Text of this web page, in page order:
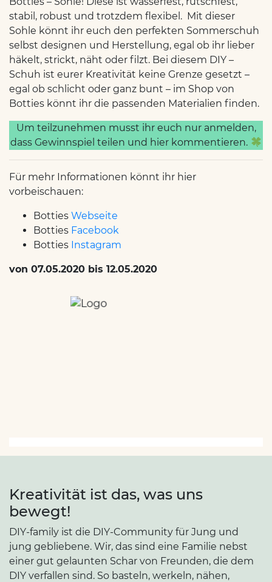
stabil, robust und trotzdem flexibel. Mit dieser
Sohle könnt ihr euch den perfekten Sommerschuh
selbst designen und Herstellung, egal ob ihr lieber
häkelt, strickt, näht oder filzt. Bei diesem DIY –
Schuh ist eurer Kreativität keine Grenze gesetzt –
egal ob schlicht oder ganz bunt – im Shop von
Botties könnt ihr die passenden Materialien finden.
Um teilzunehmen musst ihr euch nur anmelden,
dass Gewinnspiel teilen und hier kommentieren.
Für mehr Informationen könnt ihr hier
vorbeischauen:
Botties Webseite
Botties Facebook
Botties Instagram
von 07.05.2020 bis 12.05.2020
Kreativität ist das, was uns
bewegt!
DIY-family ist die DIY-Community für Jung und
jung gebliebene. Wir, das sind eine Familie nebst
einer gut gelaunten Schar von Freunden, die dem
DIY verfallen sind. So basteln, werkeln, nähen,